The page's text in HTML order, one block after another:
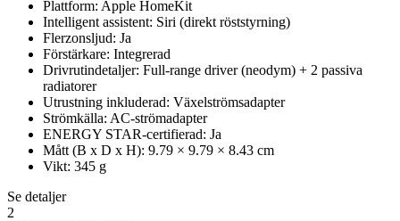
Plattform: Apple HomeKit
Intelligent assistent: Siri (direkt röststyrning)
Flerzonsljud: Ja
Förstärkare: Integrerad
Drivrutindetaljer: Full-range driver (neodym) + 2 passiva
radiatorer
Utrustning inkluderad: Växelströmsadapter
Strömkälla: AC-strömadapter
ENERGY STAR-certifierad: Ja
Mått (B x D x H): 9.79 × 9.79 × 8.43 cm
Vikt: 345 g
Se detaljer
2